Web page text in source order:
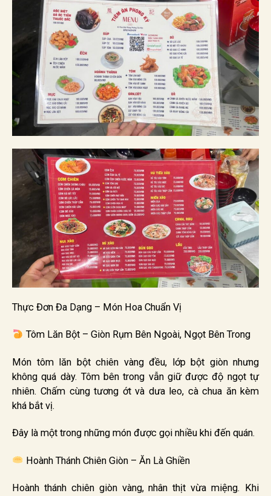
Thực Đơn Đa Dạng – Món Hoa Chuẩn Vị
Tôm Lăn Bột – Giòn Rụm Bên Ngoài, Ngọt Bên Trong
Món tôm lăn bột chiên vàng đều, lớp bột giòn nhưng
không quá dày. Tôm bên trong vẫn giữ được độ ngọt tự
nhiên. Chấm cùng tương ớt và dưa leo, cà chua ăn kèm
khá bắt vị.
Đây là một trong những món được gọi nhiều khi đến quán.
Hoành Thánh Chiên Giòn – Ăn Là Ghiền
Hoành thánh chiên giòn vàng, nhân thịt vừa miệng. Khi